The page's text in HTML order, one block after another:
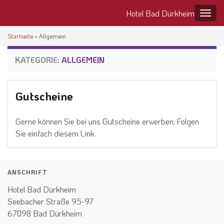
Hotel Bad Dürkheim
Startseite »Allgemein
KATEGORIE: ALLGEMEIN
Gutscheine
Gerne können Sie bei uns Gutscheine erwerben. Folgen
Sie einfach diesem Link.
ANSCHRIFT
Hotel Bad Dürkheim
Seebacher Straße 95-97
67098 Bad Dürkheim